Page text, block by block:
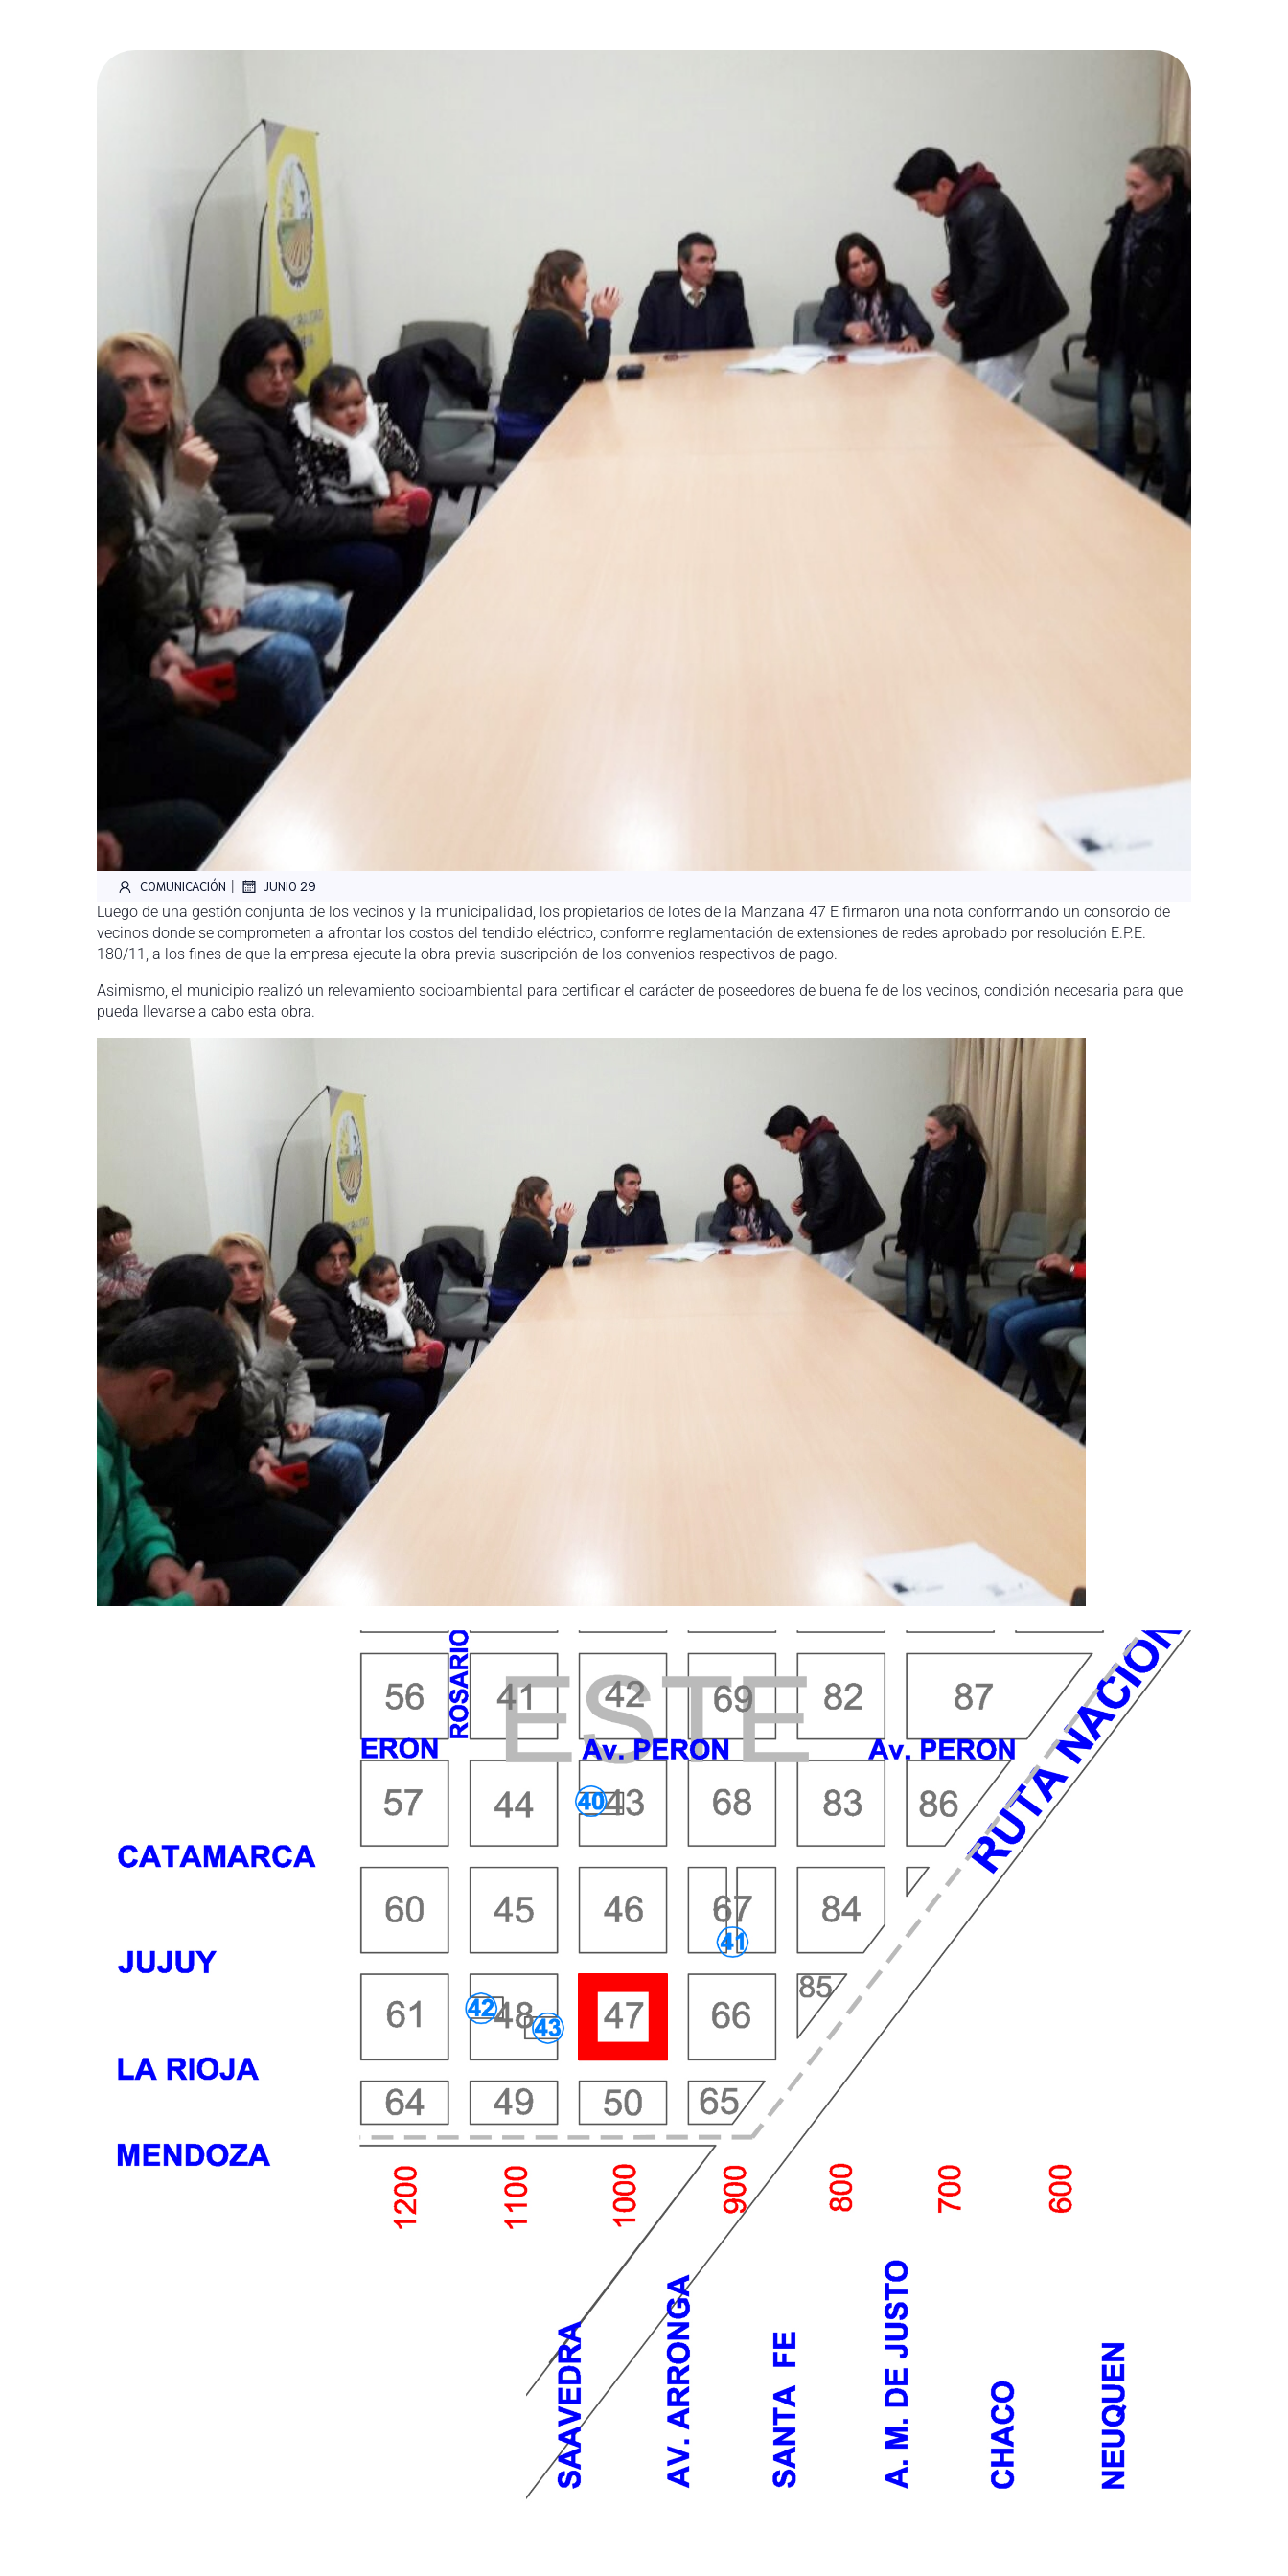
COMUNICACIÓN | JUNIO 29
Luego de una gestión conjunta de los vecinos y la municipalidad, los propietarios de lotes de la Manzana 47 E firmaron una nota conformando un consorcio de
vecinos donde se comprometen a afrontar los costos del tendido eléctrico, conforme reglamentación de extensiones de redes aprobado por resolución E.P.E.
180/11, a los fines de que la empresa ejecute la obra previa suscripción de los convenios respectivos de pago.
Asimismo, el municipio realizó un relevamiento socioambiental para certificar el carácter de poseedores de buena fe de los vecinos, condición necesaria para que
pueda llevarse a cabo esta obra.